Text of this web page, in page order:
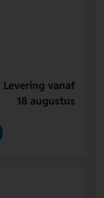
Levering vanaf
18 augustus